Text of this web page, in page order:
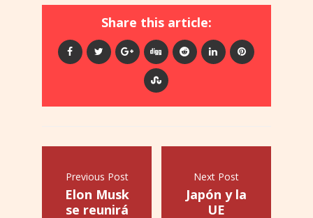
Share this article:
Previous Post
Elon Musk
se reunirá
Next Post
Japón y la
UE